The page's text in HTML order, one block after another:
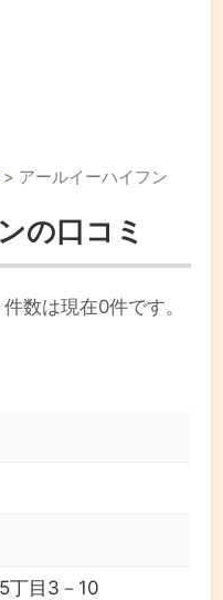
> アールイーハイフン
の口コミ
数は現在0件です。
丁目3－10